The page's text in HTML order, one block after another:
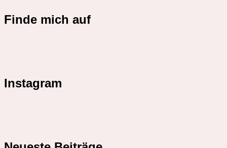
Finde mich auf
Instagram